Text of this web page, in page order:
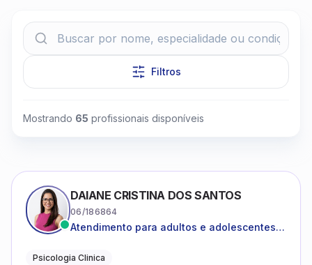
Filtros
Mostrando 65 profissionais disponíveis
DAIANE CRISTINA DOS SANTOS
06/186864
Atendimento para adultos e adolescentes a
Psicologia Clinica